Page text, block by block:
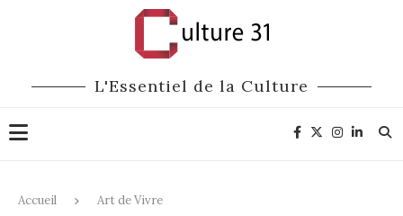
L'Essentiel de la Culture
Accueil Art de Vivre